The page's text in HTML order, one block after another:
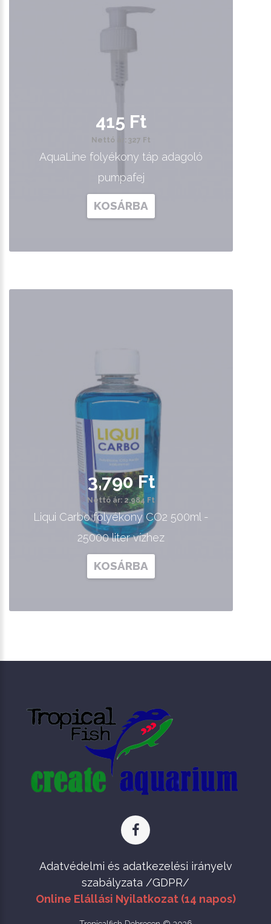
415 Ft
Nettó ár: 327 Ft
AquaLine folyékony táp adagoló
pumpafej
KOSÁRBA
3,790 Ft
Nettó ár: 2,984 Ft
Liqui Carbo folyékony CO2 500ml -
25000 liter vízhez
KOSÁRBA
Adatvédelmi és adatkezelési irányelv
szabályzata /GDPR/
Online Elállási Nyilatkozat (14 napos)